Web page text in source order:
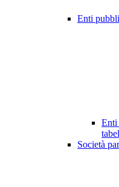
Enti
Enti
Società